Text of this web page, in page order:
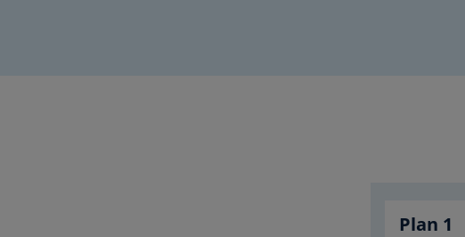
Plan 1